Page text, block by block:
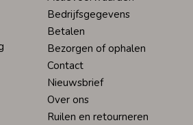
Bedrijfsgegevens
Betalen
Bezorgen of ophalen
Contact
Nieuwsbrief
Over ons
Ruilen en retourneren